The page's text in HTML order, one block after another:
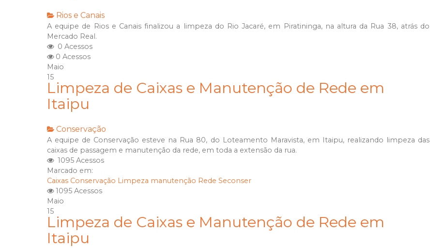
Rios e Canais
A equipe de Rios e Canais finalizou a limpeza do Rio Jacaré, em Piratininga, na altura da Rua 38, atrás do
Mercado Real.
0 Acessos
0 Acessos
Maio
15
Limpeza de Caixas e Manutenção de Rede em
Itaipu
Conservação
A equipe de Conservação esteve na Rua 80, do Loteamento Maravista, em Itaipu, realizando limpeza das
caixas de passagem e manutenção da rede, em toda a extensão da rua.
1095 Acessos
Marcado em:
Caixas Conservação Limpeza manutenção Rede Seconser
1095 Acessos
Maio
15
Limpeza de Caixas e Manutenção de Rede em
Itaipu